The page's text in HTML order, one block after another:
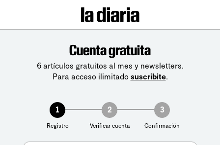
Cuenta gratuita
6 artículos gratuitos al mes y newsletters.
Para acceso ilimitado suscribite.
1
Registro
2
Verificar cuenta
3
Confirmación